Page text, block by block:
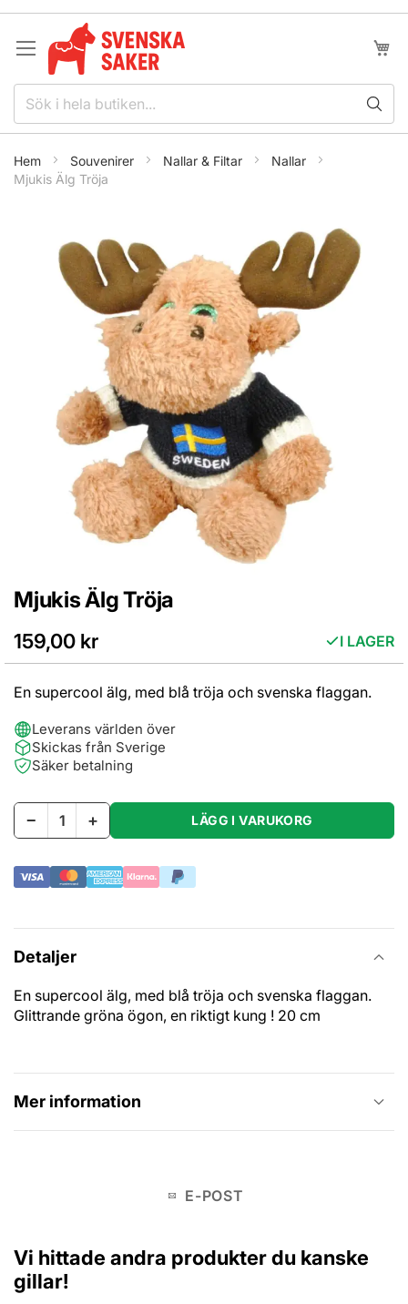
Hoppa
innehållet
Min
Hem Souvenirer Nallar & Filtar
Nallar
Mjukis Älg Tröja
Mjukis Älg Tröja
159,00 kr I LAGER
En supercool älg, med blå tröja och svenska flaggan.
Leverans världen över
Skickas från Sverige
Säker betalning
− + LÄGG I VARUKORG
bildgalleriet
Hoppa
början
Detaljer
En supercool älg, med blå tröja och svenska flaggan.
Glittrande gröna ögon, en riktigt kung ! 20 cm
Mer information
E-POST
Vi hittade andra produkter du kanske
gillar!